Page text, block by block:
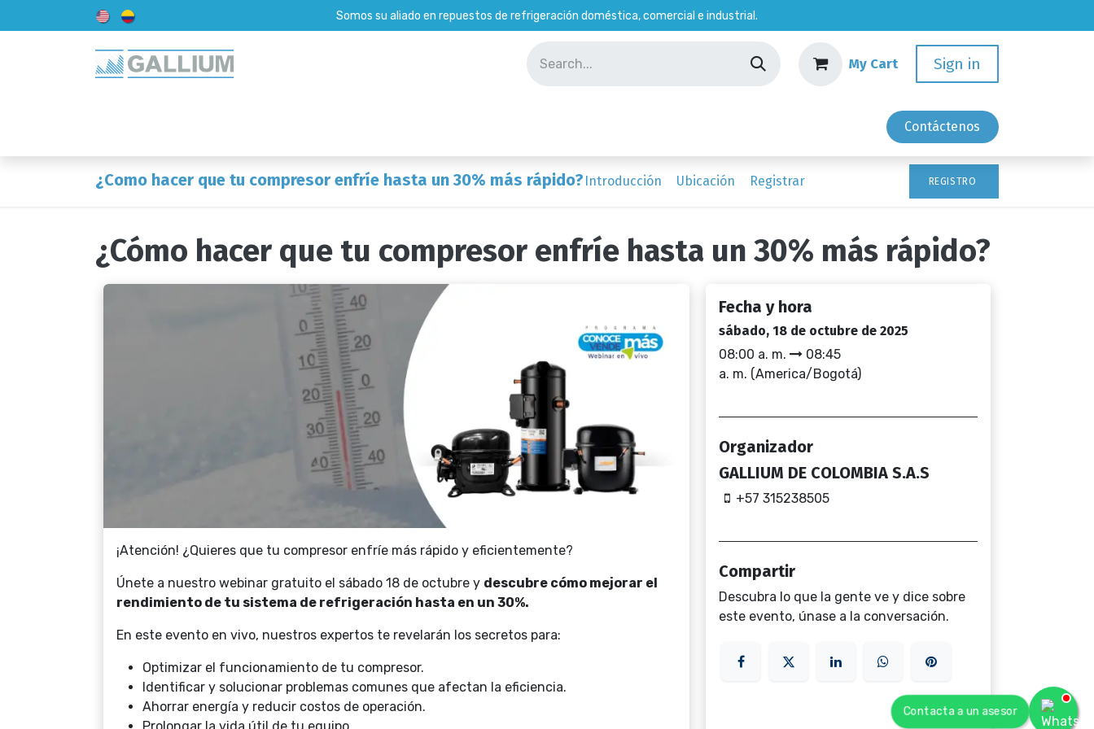
Somos su aliado en repuestos de refrigeración doméstica, comercial e industrial.
My Cart Sign in
Contáctenos
¿Como hacer que tu compresor enfríe hasta un 30% más rápido? Introducción Ubicación Registrar REGISTRO
¿Cómo hacer que tu compresor enfríe hasta un 30% más rápido?
¡Atención! ¿Quieres que tu compresor enfríe más rápido y eficientemente?
Únete a nuestro webinar gratuito el sábado 18 de octubre y descubre cómo mejorar el
rendimiento de tu sistema de refrigeración hasta en un 30%.
En este evento en vivo, nuestros expertos te revelarán los secretos para:
Optimizar el funcionamiento de tu compresor.
Identificar y solucionar problemas comunes que afectan la eficiencia.
Ahorrar energía y reducir costos de operación.
Fecha y hora
sábado, 18 de octubre de 2025
08:00 a. m.
08:45
a. m. (America/Bogotá)
Organizador
GALLIUM DE COLOMBIA S.A.S
+57 315238505
Compartir
Descubra lo que la gente ve y dice sobre
este evento, únase a la conversación.
Contacta a un asesor